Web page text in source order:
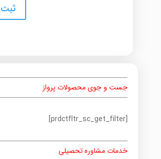
جست و جوی محصولات پرواز
[prdctfltr_sc_get_filter]
خدمات مشاوره تحصیلی